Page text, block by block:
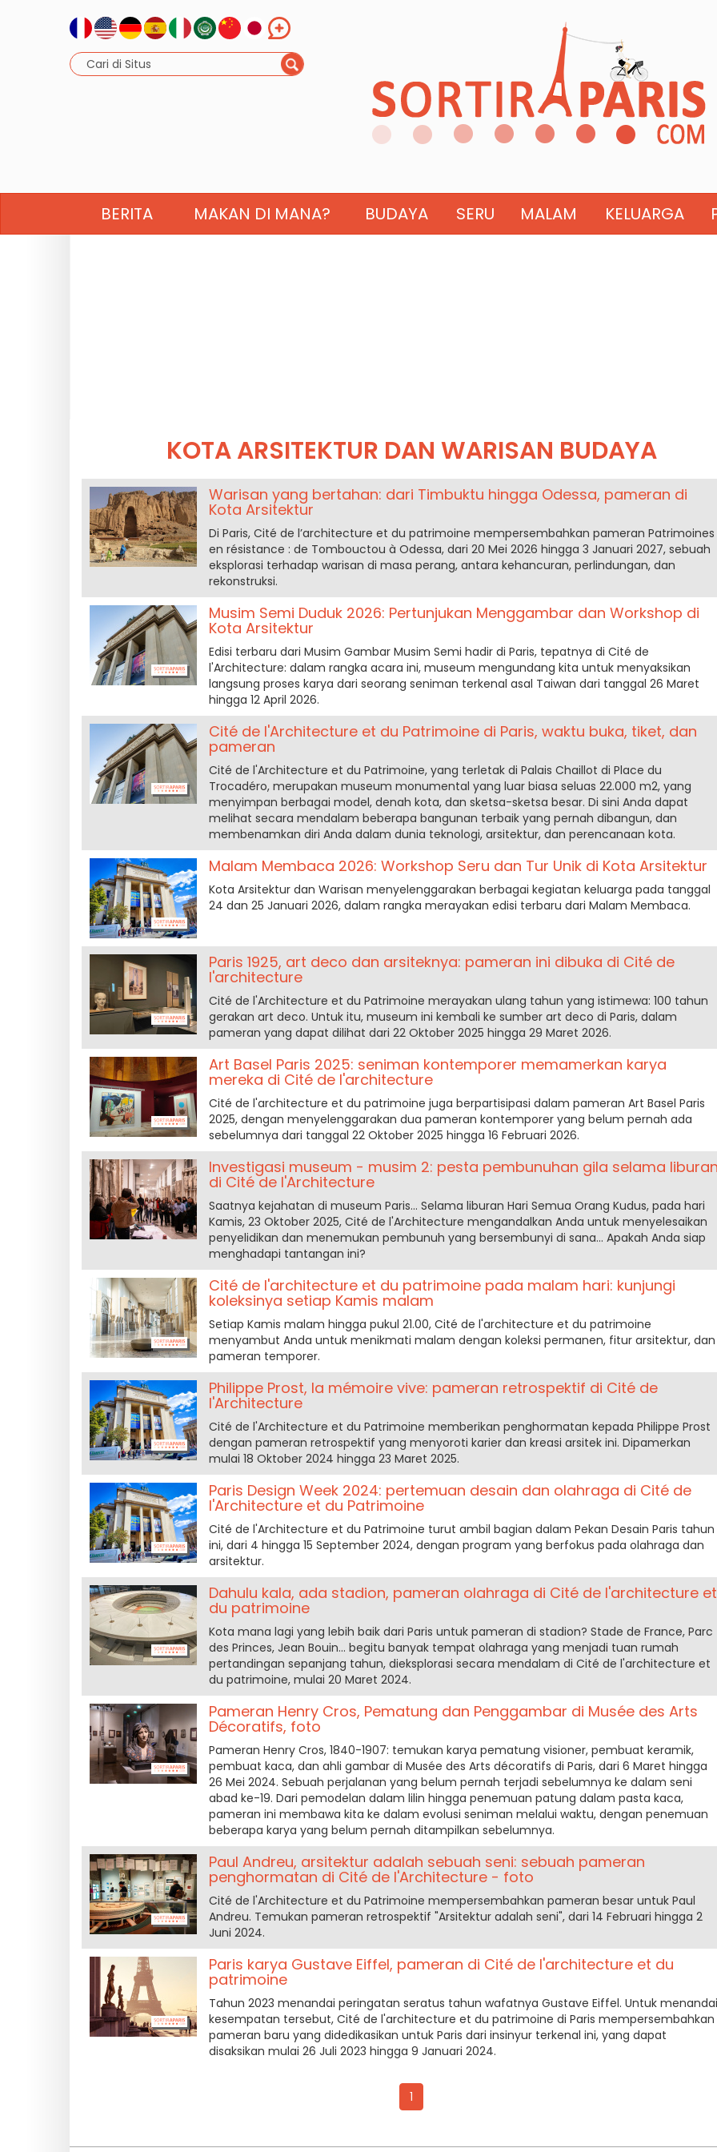
BERITA MAKAN DI MANA? BUDAYA SERU MALAM KELUARGA
KOTA ARSITEKTUR DAN WARISAN BUDAYA
Warisan yang bertahan: dari Timbuktu hingga Odessa, pameran di
Kota Arsitektur
Di Paris, Cité de l’architecture et du patrimoine mempersembahkan pameran Patrimoines
en résistance : de Tombouctou à Odessa, dari 20 Mei 2026 hingga 3 Januari 2027, sebuah
eksplorasi terhadap warisan di masa perang, antara kehancuran, perlindungan, dan
rekonstruksi.
Musim Semi Duduk 2026: Pertunjukan Menggambar dan Workshop di
Kota Arsitektur
Edisi terbaru dari Musim Gambar Musim Semi hadir di Paris, tepatnya di Cité de
l'Architecture: dalam rangka acara ini, museum mengundang kita untuk menyaksikan
langsung proses karya dari seorang seniman terkenal asal Taiwan dari tanggal 26 Maret
hingga 12 April 2026.
Cité de l'Architecture et du Patrimoine di Paris, waktu buka, tiket, dan
pameran
Cité de l'Architecture et du Patrimoine, yang terletak di Palais Chaillot di Place du
Trocadéro, merupakan museum monumental yang luar biasa seluas 22.000 m2, yang
menyimpan berbagai model, denah kota, dan sketsa-sketsa besar. Di sini Anda dapat
melihat secara mendalam beberapa bangunan terbaik yang pernah dibangun, dan
membenamkan diri Anda dalam dunia teknologi, arsitektur, dan perencanaan kota.
Malam Membaca 2026: Workshop Seru dan Tur Unik di Kota Arsitektur
Kota Arsitektur dan Warisan menyelenggarakan berbagai kegiatan keluarga pada tanggal
24 dan 25 Januari 2026, dalam rangka merayakan edisi terbaru dari Malam Membaca.
Paris 1925, art deco dan arsiteknya: pameran ini dibuka di Cité de
l'architecture
Cité de l'Architecture et du Patrimoine merayakan ulang tahun yang istimewa: 100 tahun
gerakan art deco. Untuk itu, museum ini kembali ke sumber art deco di Paris, dalam
pameran yang dapat dilihat dari 22 Oktober 2025 hingga 29 Maret 2026.
Art Basel Paris 2025: seniman kontemporer memamerkan karya
mereka di Cité de l'architecture
Cité de l'architecture et du patrimoine juga berpartisipasi dalam pameran Art Basel Paris
2025, dengan menyelenggarakan dua pameran kontemporer yang belum pernah ada
sebelumnya dari tanggal 22 Oktober 2025 hingga 16 Februari 2026.
Investigasi museum - musim 2: pesta pembunuhan gila selama
di Cité de l'Architecture
Saatnya kejahatan di museum Paris... Selama liburan Hari Semua Orang Kudus, pada hari
Kamis, 23 Oktober 2025, Cité de l'Architecture mengandalkan Anda untuk menyelesaikan
penyelidikan dan menemukan pembunuh yang bersembunyi di sana... Apakah Anda siap
menghadapi tantangan ini?
Cité de l'architecture et du patrimoine pada malam hari: kunjungi
koleksinya setiap Kamis malam
Setiap Kamis malam hingga pukul 21.00, Cité de l'architecture et du patrimoine
menyambut Anda untuk menikmati malam dengan koleksi permanen, fitur arsitektur, dan
pameran temporer.
Philippe Prost, la mémoire vive: pameran retrospektif di Cité de
l'Architecture
Cité de l'Architecture et du Patrimoine memberikan penghormatan kepada Philippe Prost
dengan pameran retrospektif yang menyoroti karier dan kreasi arsitek ini. Dipamerkan
mulai 18 Oktober 2024 hingga 23 Maret 2025.
Paris Design Week 2024: pertemuan desain dan olahraga di Cité de
l'Architecture et du Patrimoine
Cité de l'Architecture et du Patrimoine turut ambil bagian dalam Pekan Desain Paris tahun
ini, dari 4 hingga 15 September 2024, dengan program yang berfokus pada olahraga dan
arsitektur.
Dahulu kala, ada stadion, pameran olahraga di Cité de l'architecture et
du patrimoine
Kota mana lagi yang lebih baik dari Paris untuk pameran di stadion? Stade de France, Parc
des Princes, Jean Bouin... begitu banyak tempat olahraga yang menjadi tuan rumah
pertandingan sepanjang tahun, dieksplorasi secara mendalam di Cité de l'architecture et
du patrimoine, mulai 20 Maret 2024.
Pameran Henry Cros, Pematung dan Penggambar di Musée des Arts
Décoratifs, foto
Pameran Henry Cros, 1840-1907: temukan karya pematung visioner, pembuat keramik,
pembuat kaca, dan ahli gambar di Musée des Arts décoratifs di Paris, dari 6 Maret hingga
26 Mei 2024. Sebuah perjalanan yang belum pernah terjadi sebelumnya ke dalam seni
abad ke-19. Dari pemodelan dalam lilin hingga penemuan patung dalam pasta kaca,
pameran ini membawa kita ke dalam evolusi seniman melalui waktu, dengan penemuan
beberapa karya yang belum pernah ditampilkan sebelumnya.
Paul Andreu, arsitektur adalah sebuah seni: sebuah pameran
penghormatan di Cité de l'Architecture - foto
Cité de l'Architecture et du Patrimoine mempersembahkan pameran besar untuk Paul
Andreu. Temukan pameran retrospektif "Arsitektur adalah seni", dari 14 Februari hingga 2
Juni 2024.
Paris karya Gustave Eiffel, pameran di Cité de l'architecture et du
patrimoine
Tahun 2023 menandai peringatan seratus tahun wafatnya Gustave Eiffel. Untuk menandai
kesempatan tersebut, Cité de l'architecture et du patrimoine di Paris mempersembahkan
pameran baru yang didedikasikan untuk Paris dari insinyur terkenal ini, yang dapat
disaksikan mulai 26 Juli 2023 hingga 9 Januari 2024.
1